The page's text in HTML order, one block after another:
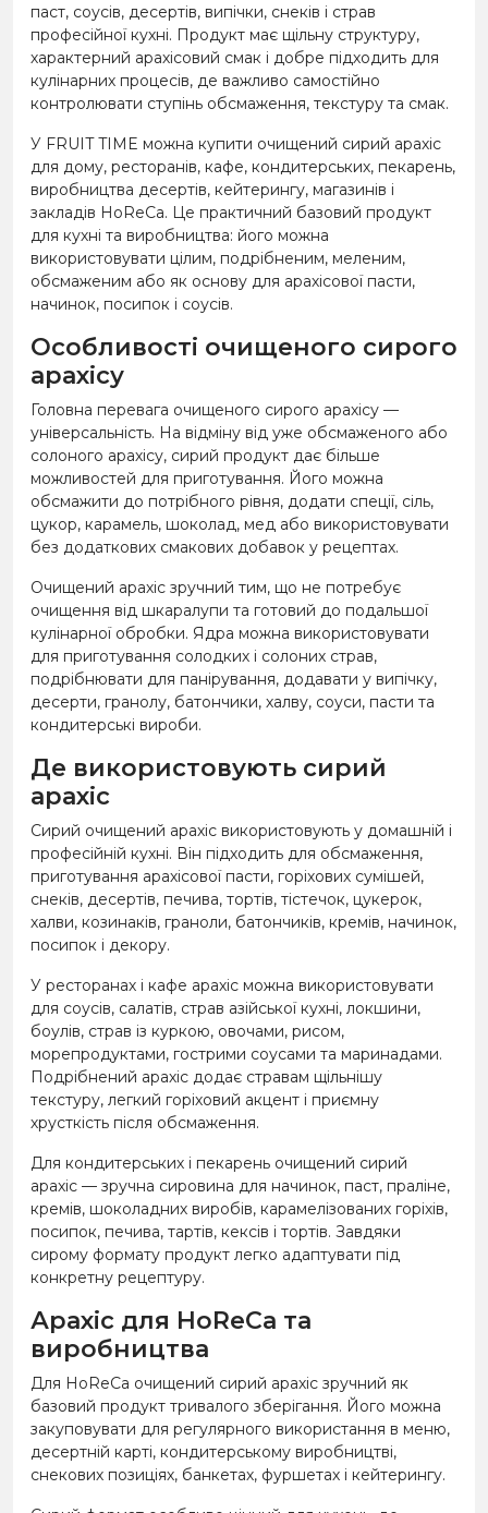
паст, соусів, десертів, випічки, снеків і страв
професійної кухні. Продукт має щільну структуру,
характерний арахісовий смак і добре підходить для
кулінарних процесів, де важливо самостійно
контролювати ступінь обсмаження, текстуру та смак.
У FRUIT TIME можна купити очищений сирий арахіс
для дому, ресторанів, кафе, кондитерських, пекарень,
виробництва десертів, кейтерингу, магазинів і
закладів HoReCa. Це практичний базовий продукт
для кухні та виробництва: його можна
використовувати цілим, подрібненим, меленим,
обсмаженим або як основу для арахісової пасти,
начинок, посипок і соусів.
Особливості очищеного сирого
арахісу
Головна перевага очищеного сирого арахісу —
універсальність. На відміну від уже обсмаженого або
солоного арахісу, сирий продукт дає більше
можливостей для приготування. Його можна
обсмажити до потрібного рівня, додати спеції, сіль,
цукор, карамель, шоколад, мед або використовувати
без додаткових смакових добавок у рецептах.
Очищений арахіс зручний тим, що не потребує
очищення від шкаралупи та готовий до подальшої
кулінарної обробки. Ядра можна використовувати
для приготування солодких і солоних страв,
подрібнювати для панірування, додавати у випічку,
десерти, гранолу, батончики, халву, соуси, пасти та
кондитерські вироби.
Де використовують сирий
арахіс
Сирий очищений арахіс використовують у домашній і
професійній кухні. Він підходить для обсмаження,
приготування арахісової пасти, горіхових сумішей,
снеків, десертів, печива, тортів, тістечок, цукерок,
халви, козинаків, граноли, батончиків, кремів, начинок,
посипок і декору.
У ресторанах і кафе арахіс можна використовувати
для соусів, салатів, страв азійської кухні, локшини,
боулів, страв із куркою, овочами, рисом,
морепродуктами, гострими соусами та маринадами.
Подрібнений арахіс додає стравам щільнішу
текстуру, легкий горіховий акцент і приємну
хрусткість після обсмаження.
Для кондитерських і пекарень очищений сирий
арахіс — зручна сировина для начинок, паст, праліне,
кремів, шоколадних виробів, карамелізованих горіхів,
посипок, печива, тартів, кексів і тортів. Завдяки
сирому формату продукт легко адаптувати під
конкретну рецептуру.
Арахіс для HoReCa та
виробництва
Для HoReCa очищений сирий арахіс зручний як
базовий продукт тривалого зберігання. Його можна
закуповувати для регулярного використання в меню,
десертній карті, кондитерському виробництві,
снекових позиціях, банкетах, фуршетах і кейтерингу.